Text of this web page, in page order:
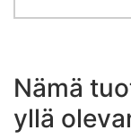
Nämä
yllä